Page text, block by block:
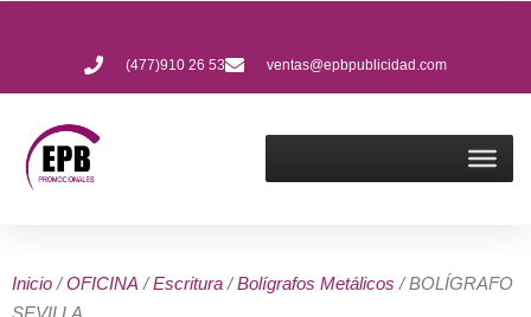
(477)910 26 53 ventas@epbpublicidad.com
Inicio /OFICINA /Escritura /Bolígrafos Metálicos / BOLÍGRAFO
SEVILLA